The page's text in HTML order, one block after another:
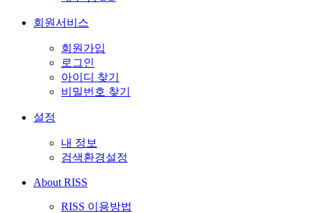
회원서비스
회원가입
로그인
아이디 찾기
비밀번호 찾기
설정
내 정보
검색환경설정
About RISS
RISS 이용방법